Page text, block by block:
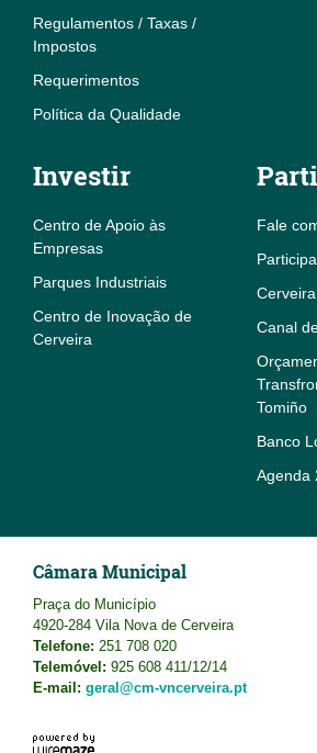
Regulamentos / Taxas /
Impostos
Requerimentos
Política da Qualidade
Investir
Centro de Apoio às
Empresas
Parques Industriais
Centro de Inovação de
Cerveira
Fale
Canal
Tomiño
Banco
Agenda
Câmara Municipal
Praça do Município
4920-284 Vila Nova de Cerveira
Telefone: 251 708 020
Telemóvel: 925 608 411/12/14
E-mail: geral@cm-vncerveira.pt